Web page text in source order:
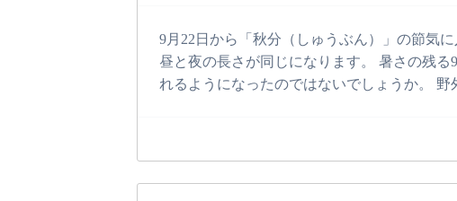
9月22日から「秋分（しゅうぶん）」の節気
昼と夜の長さが同じになります。 暑さの残
れるようになったのではないでしょうか。